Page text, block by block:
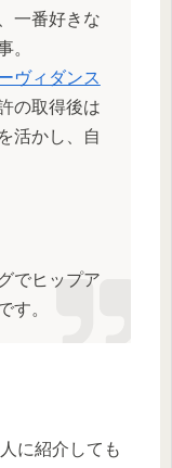
一番好きな
。
ヴィダンス
の取得後は
活かし、自
でヒップア
す。
に紹介しても